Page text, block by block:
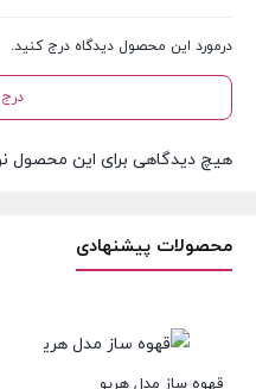
درمورد این محصول دیدگاه درج کنید.
هیچ دیدگاهی برای این محصول
محصولات پیشنهادی
قهوه ساز مدل هریو